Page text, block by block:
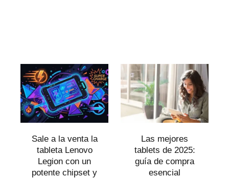
Sale a la venta la
tableta Lenovo
Legion con un
potente chipset y
Las mejores
tablets de 2025:
guía de compra
esencial